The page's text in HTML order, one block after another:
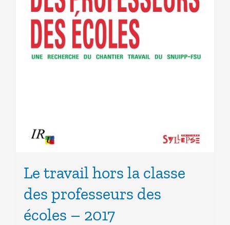
Le travail hors la classe
des professeurs des
écoles – 2017